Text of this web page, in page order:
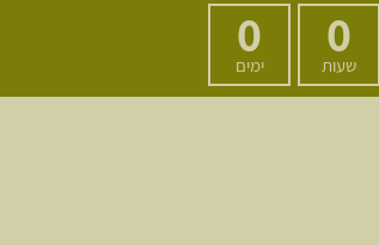
0
שעות
0
ימים